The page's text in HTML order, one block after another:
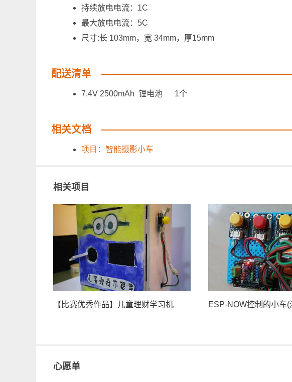
持续放电电流：1C
最大放电电流：5C
尺寸:长 103mm，宽 34mm，厚15mm
配送清单
7.4V 2500mAh 锂电池 1个
相关文档
项目：智能摄影小车
相关项目
【比赛优秀作品】儿童理财学习机 ESP-NOW控制的小车
心愿单